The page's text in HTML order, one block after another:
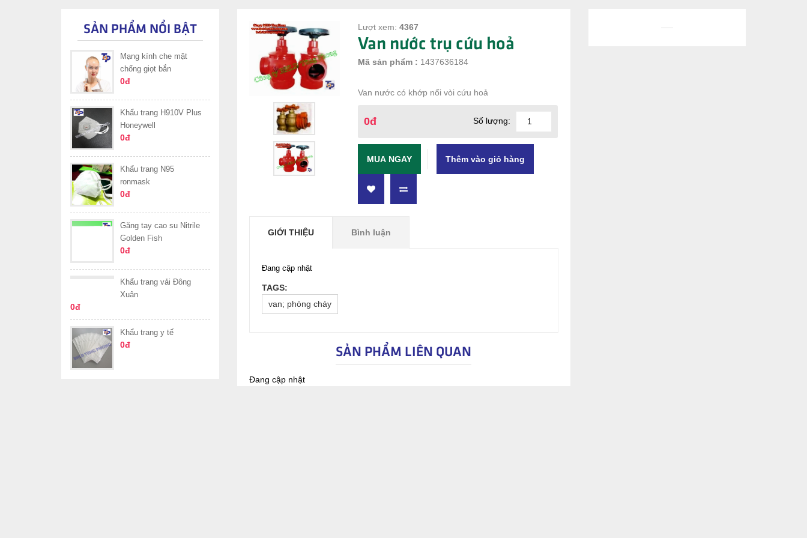
SẢN PHẨM NỔI BẬT
Mạng kính che mặt
chống giọt bắn
0đ
Khẩu trang H910V Plus
Honeywell
0đ
Khẩu trang N95
ronmask
0đ
Găng tay cao su Nitrile
Golden Fish
0đ
Khẩu trang vải Đông
Xuân
0đ
Khẩu trang y tế
0đ
Lượt xem:4367
Van nước trụ cứu hoả
Mã sản phẩm : 1437636184
Van nước có khớp nối vòi cứu hoả
0đ Số lượng:
MUA NGAY
GIỚI THIỆU Bình luận
Đang cập nhật
TAGS:
van; phòng cháy
SẢN PHẨM LIÊN QUAN
Đang cập nhật